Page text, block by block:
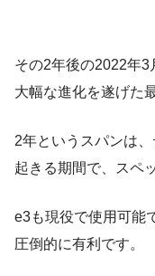
その2年後の2022年3
大幅な進化を遂げた
2年というスパンは
起きる期間で、スペ
e3も現役で使用可能
圧倒的に有利です。